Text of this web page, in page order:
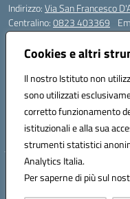
Cookies e altri
Il nostro Istituto non
sono utilizzati
corretto funzionamento
istituzionali e alla sua
strumenti statistici
Analytics Italia.
Per saperne di più sul
Indirizzo:Via San Francesco
Centralino:0823 403369
Posta elettronica certificata
Codice fiscale:
Annesse)
Codice meccanografico:
Codice Indice delle
Codice unico di fatturazione
Hosting &
Concept &